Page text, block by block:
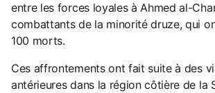
entre les forces loyales à Ahmed al-
combattants de la minorité druze, qui
100 morts.
Ces affrontements ont fait suite à des
antérieures dans la région côtière de la